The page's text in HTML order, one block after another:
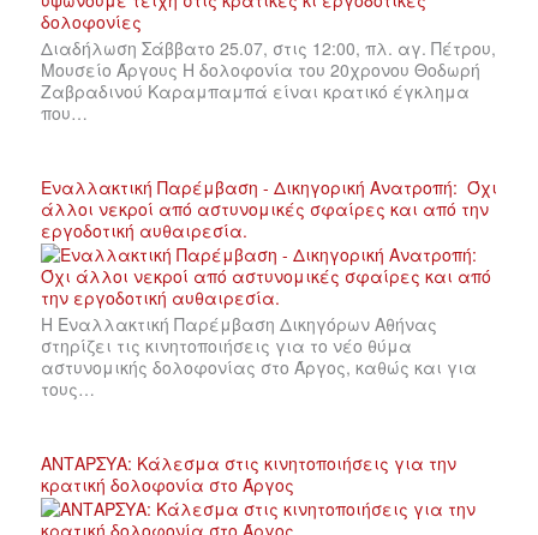
Διαδήλωση Σάββατο 25.07, στις 12:00, πλ. αγ. Πέτρου,
Μουσείο Άργους Η δολοφονία του 20χρονου Θοδωρή
Ζαβραδινού Καραμπαμπά είναι κρατικό έγκλημα
που…
Εναλλακτική Παρέμβαση - Δικηγορική Ανατροπή: Όχι
άλλοι νεκροί από αστυνομικές σφαίρες και από την
εργοδοτική αυθαιρεσία.
Η Εναλλακτική Παρέμβαση Δικηγόρων Αθήνας
στηρίζει τις κινητοποιήσεις για το νέο θύμα
αστυνομικής δολοφονίας στο Άργος, καθώς και για
τους…
ΑΝΤΑΡΣΥΑ: Κάλεσμα στις κινητοποιήσεις για την
κρατική δολοφονία στο Άργος